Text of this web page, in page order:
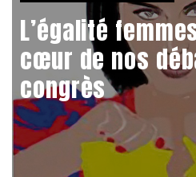
L’égalité
cœur de nos
congrès